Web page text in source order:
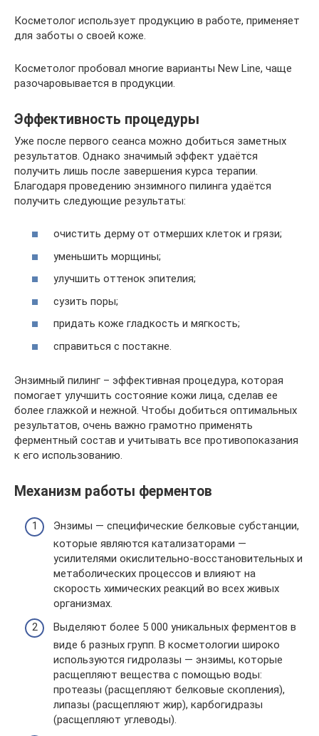
Косметолог использует продукцию в работе, применяет
для заботы о своей коже.
Косметолог пробовал многие варианты New Line, чаще
разочаровывается в продукции.
Эффективность процедуры
Уже после первого сеанса можно добиться заметных
результатов. Однако значимый эффект удаётся
получить лишь после завершения курса терапии.
Благодаря проведению энзимного пилинга удаётся
получить следующие результаты:
очистить дерму от отмерших клеток и грязи;
уменьшить морщины;
улучшить оттенок эпителия;
сузить поры;
придать коже гладкость и мягкость;
справиться с постакне.
Энзимный пилинг – эффективная процедура, которая
помогает улучшить состояние кожи лица, сделав ее
более глажкой и нежной. Чтобы добиться оптимальных
результатов, очень важно грамотно применять
ферментный состав и учитывать все противопоказания
к его использованию.
Механизм работы ферментов
Энзимы — специфические белковые субстанции,
которые являются катализаторами —
усилителями окислительно-восстановительных и
метаболических процессов и влияют на
скорость химических реакций во всех живых
организмах.
Выделяют более 5 000 уникальных ферментов в
виде 6 разных групп. В косметологии широко
используются гидролазы — энзимы, которые
расщепляют вещества с помощью воды:
протеазы (расщепляют белковые скопления),
липазы (расщепляют жир), карбогидразы
(расщепляют углеводы).